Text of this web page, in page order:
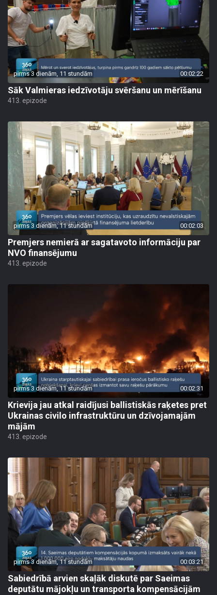
pirms 3 dienām, 11 stundām 00:02:22
Sāk Valmieras iedzīvotāju svēršanu un mērīšanu
413. epizode
pirms 3 dienām, 11 stundām 00:02:03
Premjers nemierā ar sagatavoto informāciju par
NVO finansējumu
413. epizode
pirms 3 dienām, 11 stundām 00:02:31
Krievija jau atkal raidījusi ballistiskās raķetes pret
Ukrainas civilo infrastruktūru un dzīvojamajām
mājām
413. epizode
pirms 3 dienām, 11 stundām 00:03:21
Sabiedrībā arvien skaļāk diskutē par Saeimas
deputātu mājokļu un transporta kompensācijām